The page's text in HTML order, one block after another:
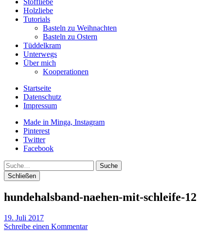
Stoffliebe
Holzliebe
Tutorials
Basteln zu Weihnachten
Basteln zu Ostern
Tüddelkram
Unterwegs
Über mich
Kooperationen
Startseite
Datenschutz
Impressum
Made in Minga, Instagram
Pinterest
Twitter
Facebook
Suche
Schließen
hundehalsband-naehen-mit-schleife-12
19. Juli 2017
Schreibe einen Kommentar